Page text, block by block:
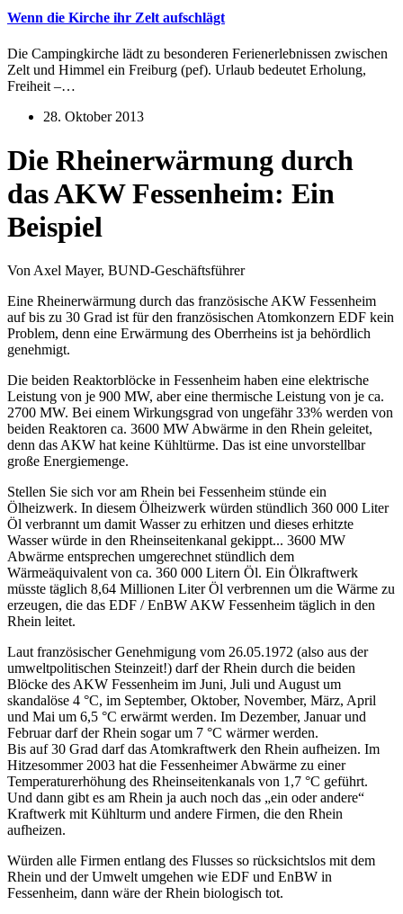
Wenn die Kirche ihr Zelt aufschlägt
Die Campingkirche lädt zu besonderen Ferienerlebnissen zwischen
Zelt und Himmel ein Freiburg (pef). Urlaub bedeutet Erholung,
Freiheit –…
28. Oktober 2013
Die Rheinerwärmung durch
das AKW Fessenheim: Ein
Beispiel
Von Axel Mayer, BUND-Geschäftsführer
Eine Rheinerwärmung durch das französische AKW Fessenheim
auf bis zu 30 Grad ist für den französischen Atomkonzern EDF kein
Problem, denn eine Erwärmung des Oberrheins ist ja behördlich
genehmigt.
Die beiden Reaktorblöcke in Fessenheim haben eine elektrische
Leistung von je 900 MW, aber eine thermische Leistung von je ca.
2700 MW. Bei einem Wirkungsgrad von ungefähr 33% werden von
beiden Reaktoren ca. 3600 MW Abwärme in den Rhein geleitet,
denn das AKW hat keine Kühltürme. Das ist eine unvorstellbar
große Energiemenge.
Stellen Sie sich vor am Rhein bei Fessenheim stünde ein
Ölheizwerk. In diesem Ölheizwerk würden stündlich 360 000 Liter
Öl verbrannt um damit Wasser zu erhitzen und dieses erhitzte
Wasser würde in den Rheinseitenkanal gekippt... 3600 MW
Abwärme entsprechen umgerechnet stündlich dem
Wärmeäquivalent von ca. 360 000 Litern Öl. Ein Ölkraftwerk
müsste täglich 8,64 Millionen Liter Öl verbrennen um die Wärme zu
erzeugen, die das EDF / EnBW AKW Fessenheim täglich in den
Rhein leitet.
Laut französischer Genehmigung vom 26.05.1972 (also aus der
umweltpolitischen Steinzeit!) darf der Rhein durch die beiden
Blöcke des AKW Fessenheim im Juni, Juli und August um
skandalöse 4 °C, im September, Oktober, November, März, April
und Mai um 6,5 °C erwärmt werden. Im Dezember, Januar und
Februar darf der Rhein sogar um 7 °C wärmer werden.
Bis auf 30 Grad darf das Atomkraftwerk den Rhein aufheizen. Im
Hitzesommer 2003 hat die Fessenheimer Abwärme zu einer
Temperaturerhöhung des Rheinseitenkanals von 1,7 °C geführt.
Und dann gibt es am Rhein ja auch noch das „ein oder andere“
Kraftwerk mit Kühlturm und andere Firmen, die den Rhein
aufheizen.
Würden alle Firmen entlang des Flusses so rücksichtslos mit dem
Rhein und der Umwelt umgehen wie EDF und EnBW in
Fessenheim, dann wäre der Rhein biologisch tot.